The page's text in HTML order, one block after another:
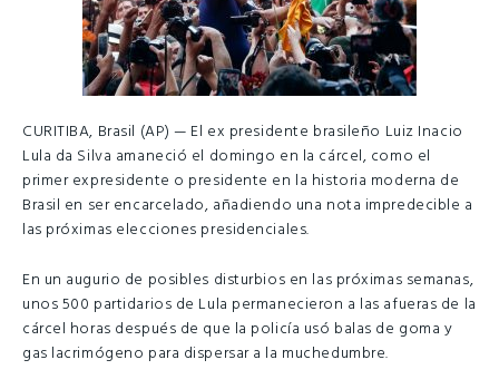
CURITIBA, Brasil (AP) — El ex presidente brasileño Luiz Inacio
Lula da Silva amaneció el domingo en la cárcel, como el
primer expresidente o presidente en la historia moderna de
Brasil en ser encarcelado, añadiendo una nota impredecible a
las próximas elecciones presidenciales.
En un augurio de posibles disturbios en las próximas semanas,
unos 500 partidarios de Lula permanecieron a las afueras de la
cárcel horas después de que la policía usó balas de goma y
gas lacrimógeno para dispersar a la muchedumbre.